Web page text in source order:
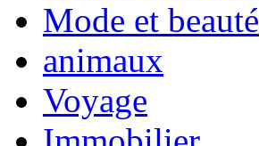
Mode et beauté
animaux
Voyage